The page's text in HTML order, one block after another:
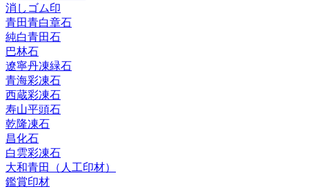
消しゴム印
青田青白章石
純白青田石
巴林石
遼寧丹凍緑石
青海彩凍石
西蔵彩凍石
寿山平頭石
乾隆凍石
昌化石
白雲彩凍石
大和青田（人工印材）
鑑賞印材